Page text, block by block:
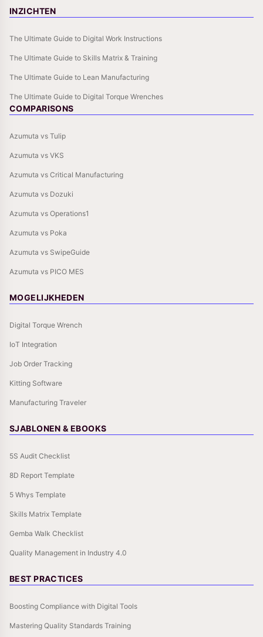
INZICHTEN
The Ultimate Guide to Digital Work Instructions
The Ultimate Guide to Skills Matrix & Training
The Ultimate Guide to Lean Manufacturing
The Ultimate Guide to Digital Torque Wrenches
COMPARISONS
Azumuta vs Tulip
Azumuta vs VKS
Azumuta vs Critical Manufacturing
Azumuta vs Dozuki
Azumuta vs Operations1
Azumuta vs Poka
Azumuta vs SwipeGuide
Azumuta vs PICO MES
MOGELIJKHEDEN
Digital Torque Wrench
IoT Integration
Job Order Tracking
Kitting Software
Manufacturing Traveler
SJABLONEN & EBOOKS
5S Audit Checklist
8D Report Template
5 Whys Template
Skills Matrix Template
Gemba Walk Checklist
Quality Management in Industry 4.0
BEST PRACTICES
Boosting Compliance with Digital Tools
Mastering Quality Standards Training